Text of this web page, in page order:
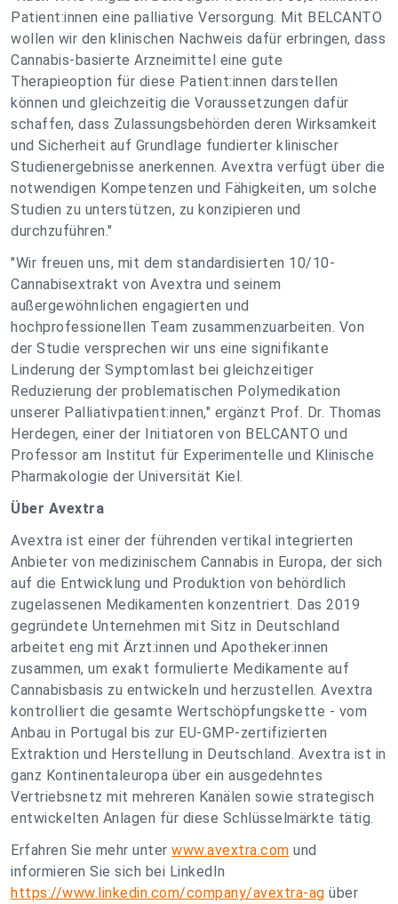
Patient:innen eine palliative Versorgung. Mit BELCANTO
wollen wir den klinischen Nachweis dafür erbringen, dass
Cannabis-basierte Arzneimittel eine gute
Therapieoption für diese Patient:innen darstellen
können und gleichzeitig die Voraussetzungen dafür
schaffen, dass Zulassungsbehörden deren Wirksamkeit
und Sicherheit auf Grundlage fundierter klinischer
Studienergebnisse anerkennen. Avextra verfügt über die
notwendigen Kompetenzen und Fähigkeiten, um solche
Studien zu unterstützen, zu konzipieren und
durchzuführen."
"Wir freuen uns, mit dem standardisierten 10/10-
Cannabisextrakt von Avextra und seinem
außergewöhnlichen engagierten und
hochprofessionellen Team zusammenzuarbeiten. Von
der Studie versprechen wir uns eine signifikante
Linderung der Symptomlast bei gleichzeitiger
Reduzierung der problematischen Polymedikation
unserer Palliativpatient:innen," ergänzt Prof. Dr. Thomas
Herdegen, einer der Initiatoren von BELCANTO und
Professor am Institut für Experimentelle und Klinische
Pharmakologie der Universität Kiel.
Über Avextra
Avextra ist einer der führenden vertikal integrierten
Anbieter von medizinischem Cannabis in Europa, der sich
auf die Entwicklung und Produktion von behördlich
zugelassenen Medikamenten konzentriert. Das 2019
gegründete Unternehmen mit Sitz in Deutschland
arbeitet eng mit Ärzt:innen und Apotheker:innen
zusammen, um exakt formulierte Medikamente auf
Cannabisbasis zu entwickeln und herzustellen. Avextra
kontrolliert die gesamte Wertschöpfungskette - vom
Anbau in Portugal bis zur EU-GMP-zertifizierten
Extraktion und Herstellung in Deutschland. Avextra ist in
ganz Kontinentaleuropa über ein ausgedehntes
Vertriebsnetz mit mehreren Kanälen sowie strategisch
entwickelten Anlagen für diese Schlüsselmärkte tätig.
Erfahren Sie mehr unter www.avextra.com und
informieren Sie sich bei LinkedIn
https://www.linkedin.com/company/avextra-ag über